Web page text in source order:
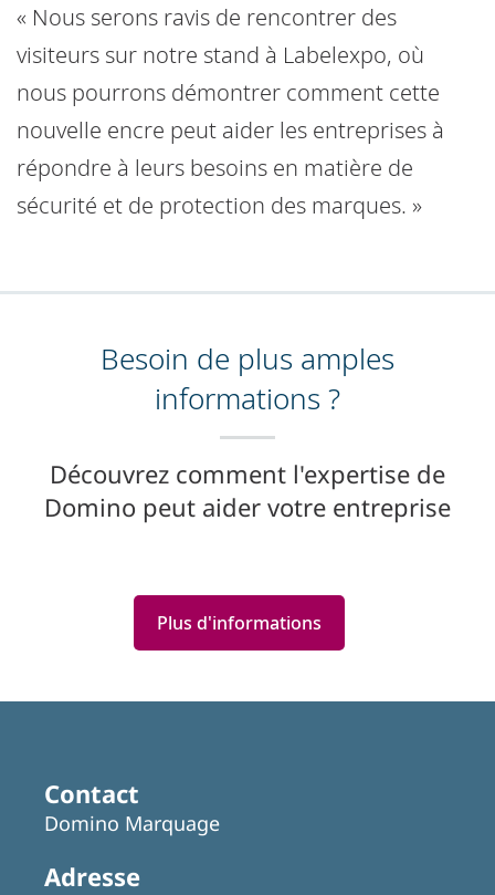
« Nous serons ravis de rencontrer des
visiteurs sur notre stand à Labelexpo, où
nous pourrons démontrer comment cette
nouvelle encre peut aider les entreprises à
répondre à leurs besoins en matière de
sécurité et de protection des marques. »
Besoin de plus amples
informations ?
Découvrez comment l'expertise de
Domino peut aider votre entreprise
Plus d'informations
Featured
Contact
Domino Marquage
Adresse